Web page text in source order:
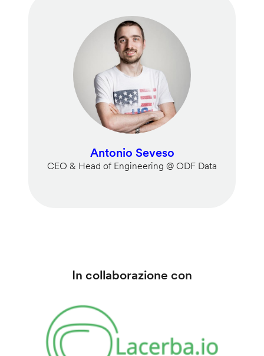
Antonio Seveso
CEO & Head of Engineering @ ODF Data
In collaborazione con